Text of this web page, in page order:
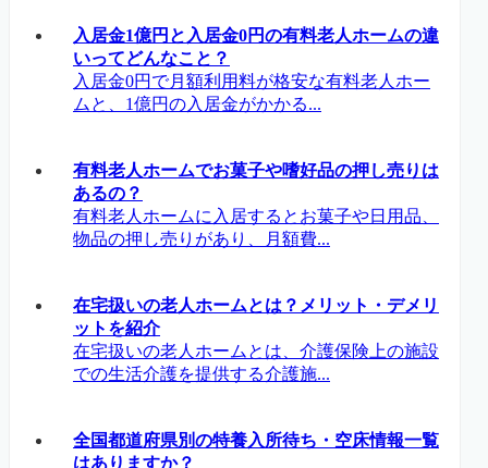
入居金1億円と入居金0円の有料老人ホームの違
いってどんなこと？
入居金0円で月額利用料が格安な有料老人ホー
ムと、1億円の入居金がかかる...
有料老人ホームでお菓子や嗜好品の押し売りは
あるの？
有料老人ホームに入居するとお菓子や日用品、
物品の押し売りがあり、月額費...
在宅扱いの老人ホームとは？メリット・デメリ
ットを紹介
在宅扱いの老人ホームとは、介護保険上の施設
での生活介護を提供する介護施...
全国都道府県別の特養入所待ち・空床情報一覧
はありますか？